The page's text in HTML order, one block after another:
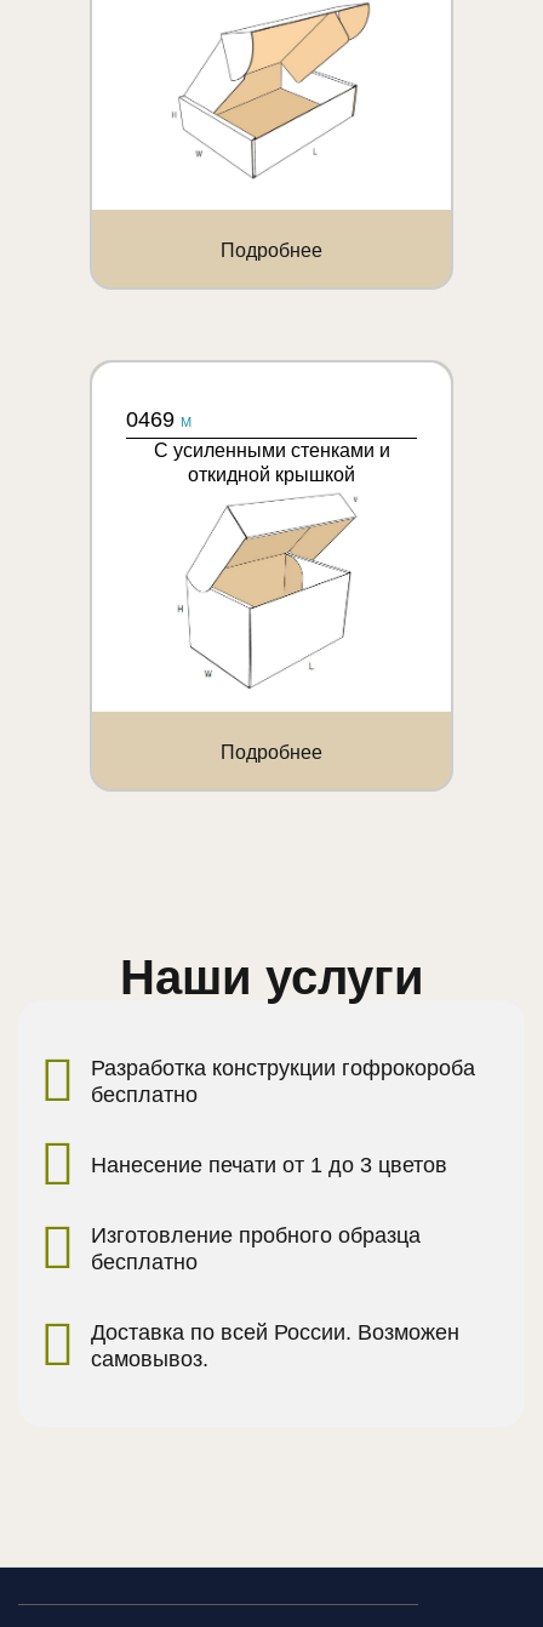
Подробнее
0469 M
С усиленными стенками и
откидной крышкой
Подробнее
Наши услуги
Разработка конструкции гофрокороба
бесплатно
Нанесение печати от 1 до 3 цветов
Изготовление пробного образца
бесплатно
Доставка по всей России. Возможен
самовывоз.